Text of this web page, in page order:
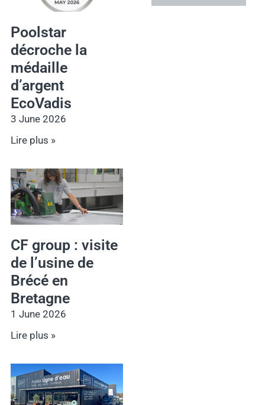
Poolstar
décroche la
médaille
d’argent
EcoVadis
3 June 2026
Lire plus »
CF group : visite
de l’usine de
Brécé en
Bretagne
1 June 2026
Lire plus »